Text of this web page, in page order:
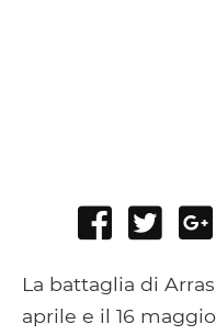
Share
Facebook
Tweet
La battaglia di
aprile e il 16